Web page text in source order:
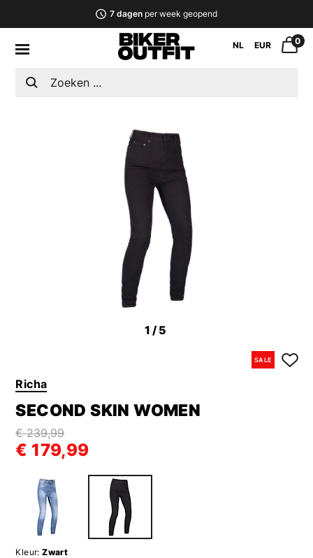
7 dagenper week geopend
NL EUR 0
1 /5
SALE
Richa
SECOND SKIN WOMEN
€ 239,99
€ 179,99
Kleur: Zwart